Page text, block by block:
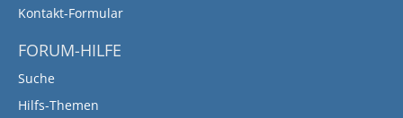
Kontakt-Formular
FORUM-HILFE
Suche
Hilfs-Themen